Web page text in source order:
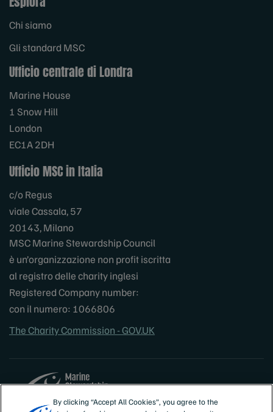
Chi siamo
Gli standard MSC
Ufficio centrale di Londra
Marine House
1 Snow Hill
London
EC1A 2DH
Ufficio MSC in Italia
c/o Regus
viale Cassala, 57
20143, Milano
MSC Marine Stewardship Council
è un’organizzazione non profit iscritta
al registro delle charity inglesi
Registered Company number:
con il numero: 1066806
The Charity Commission - GOV.UK
By clicking “Accept All Cookies”, you agree to the